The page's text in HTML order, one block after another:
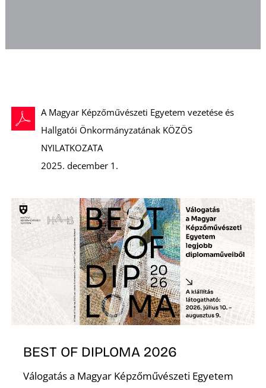
A Magyar Képzőművészeti Egyetem vezetése és
Hallgatói Önkormányzatának KÖZÖS
NYILATKOZATA
2025. december 1.
BEST OF DIPLOMA 2026
Válogatás a Magyar Képzőművészeti Egyetem